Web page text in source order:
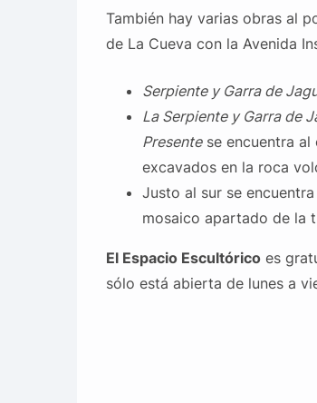
También hay varias obras al
de La Cueva con la Avenida
Serpiente y Garra de
La Serpiente y Garra de
Presentese encuentra al
excavados en la roca
Justo al sur se encuentra
mosaico apartado de la
El Espacio Escultóricoes
sólo está abierta de lunes a